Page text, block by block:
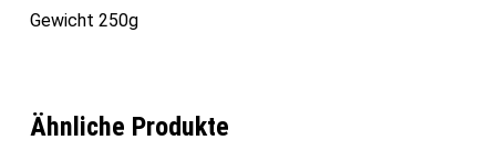
Gewicht 250g
Ähnliche Produkte